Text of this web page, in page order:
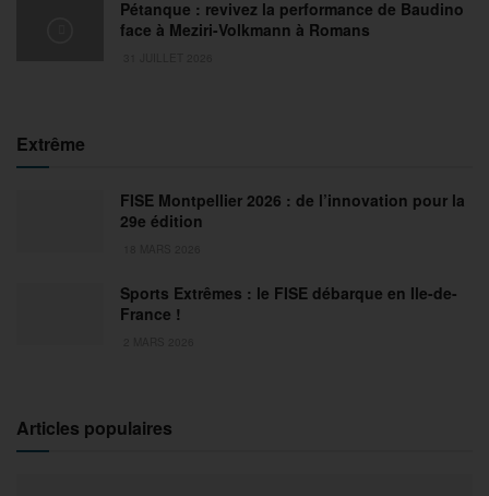
Pétanque : revivez la performance de Baudino
face à Meziri-Volkmann à Romans
Extrême
FISE Montpellier 2026 : de l’innovation pour la
29e édition
Sports Extrêmes : le FISE débarque en Ile-de-
France !
Articles populaires